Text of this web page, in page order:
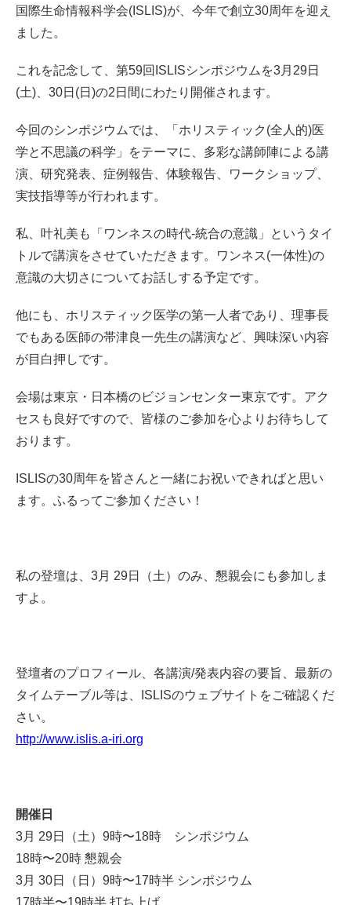
国際生命情報科学会(ISLIS)が、今年で創立30周年を迎え
ました。
これを記念して、第59回ISLISシンポジウムを3月29日
(土)、30日(日)の2日間にわたり開催されます。
今回のシンポジウムでは、「ホリスティック(全人的)医
学と不思議の科学」をテーマに、多彩な講師陣による講
演、研究発表、症例報告、体験報告、ワークショップ、
実技指導等が行われます。
私、叶礼美も「ワンネスの時代-統合の意識」というタイ
トルで講演をさせていただきます。ワンネス(一体性)の
意識の大切さについてお話しする予定です。
他にも、ホリスティック医学の第一人者であり、理事長
でもある医師の帯津良一先生の講演など、興味深い内容
が目白押しです。
会場は東京・日本橋のビジョンセンター東京です。アク
セスも良好ですので、皆様のご参加を心よりお待ちして
おります。
ISLISの30周年を皆さんと一緒にお祝いできればと思い
ます。ふるってご参加ください！
私の登壇は、3月 29日（土）のみ、懇親会にも参加しま
すよ。
登壇者のプロフィール、各講演/発表内容の要旨、最新の
タイムテーブル等は、ISLISのウェブサイトをご確認くだ
さい。
http://www.islis.a-iri.org
開催日
3月 29日（土）9時〜18時 シンポジウム
18時〜20時 懇親会
3月 30日（日）9時〜17時半 シンポジウム
17時半〜19時半 打ち上げ